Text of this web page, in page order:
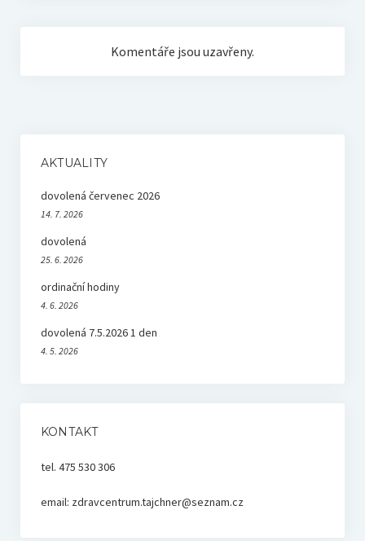
Komentáře jsou uzavřeny.
AKTUALITY
dovolená červenec 2026
14. 7. 2026
dovolená
25. 6. 2026
ordinační hodiny
4. 6. 2026
dovolená 7.5.2026 1 den
4. 5. 2026
KONTAKT
tel. 475 530 306
email: zdravcentrum.tajchner@seznam.cz